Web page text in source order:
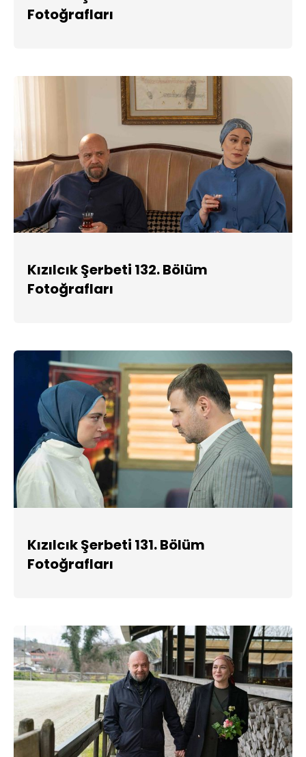
Fotoğrafları
Kızılcık Şerbeti 132. Bölüm
Fotoğrafları
Kızılcık Şerbeti 131. Bölüm
Fotoğrafları